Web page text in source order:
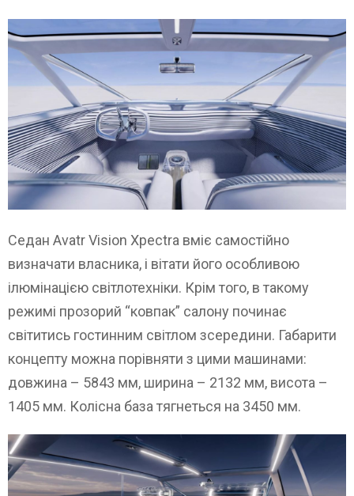
Седан Avatr Vision Xpectra вміє самостійно
визначати власника, і вітати його особливою
ілюмінацією світлотехніки. Крім того, в такому
режимі прозорий “ковпак” салону починає
світитись гостинним світлом зсередини. Габарити
концепту можна порівняти з цими машинами:
довжина – 5843 мм, ширина – 2132 мм, висота –
1405 мм. Колісна база тягнеться на 3450 мм.